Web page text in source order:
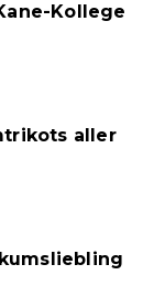
Kollege
aller